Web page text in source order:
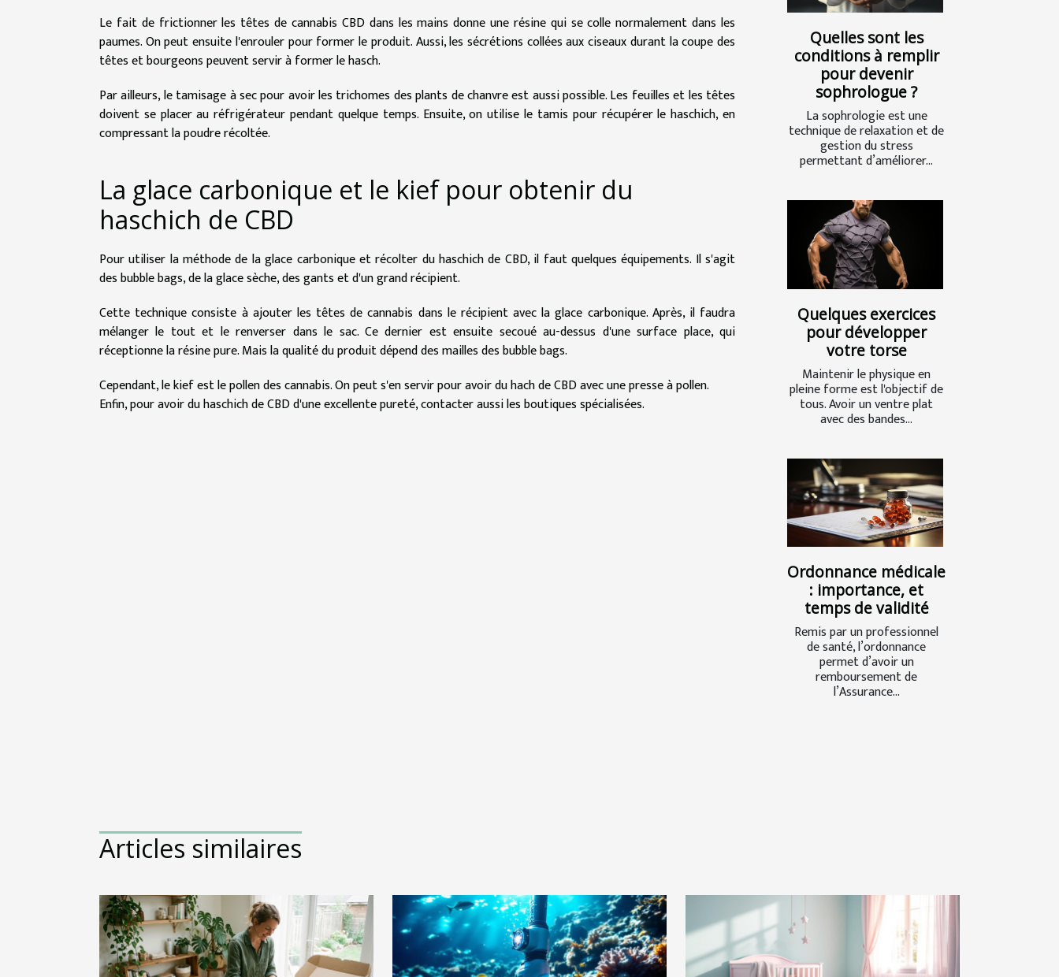
Le fait de frictionner les têtes de cannabis CBD dans les mains donne une résine qui se colle normalement dans les
paumes. On peut ensuite l'enrouler pour former le produit. Aussi, les sécrétions collées aux ciseaux durant la coupe des
têtes et bourgeons peuvent servir à former le hasch.
Par ailleurs, le tamisage à sec pour avoir les trichomes des plants de chanvre est aussi possible. Les feuilles et les têtes
doivent se placer au réfrigérateur pendant quelque temps. Ensuite, on utilise le tamis pour récupérer le haschich, en
compressant la poudre récoltée.
La glace carbonique et le kief pour obtenir du
haschich de CBD
Pour utiliser la méthode de la glace carbonique et récolter du haschich de CBD, il faut quelques équipements. Il s'agit
des bubble bags, de la glace sèche, des gants et d'un grand récipient.
Cette technique consiste à ajouter les têtes de cannabis dans le récipient avec la glace carbonique. Après, il faudra
mélanger le tout et le renverser dans le sac. Ce dernier est ensuite secoué au-dessus d'une surface place, qui
réceptionne la résine pure. Mais la qualité du produit dépend des mailles des bubble bags.
Cependant, le kief est le pollen des cannabis. On peut s'en servir pour avoir du hach de CBD avec une presse à pollen.
Enfin, pour avoir du haschich de CBD d'une excellente pureté, contacter aussi les boutiques spécialisées.
Quelles sont les
conditions à remplir
pour devenir
sophrologue ?
La sophrologie est une
technique de relaxation et de
gestion du stress
permettant d’améliorer...
Quelques exercices
pour développer
votre torse
Maintenir le physique en
pleine forme est l'objectif de
tous. Avoir un ventre plat
avec des bandes...
Ordonnance médicale
: importance, et
temps de validité
Remis par un professionnel
de santé, l’ordonnance
permet d’avoir un
remboursement de
l’Assurance...
Articles similaires